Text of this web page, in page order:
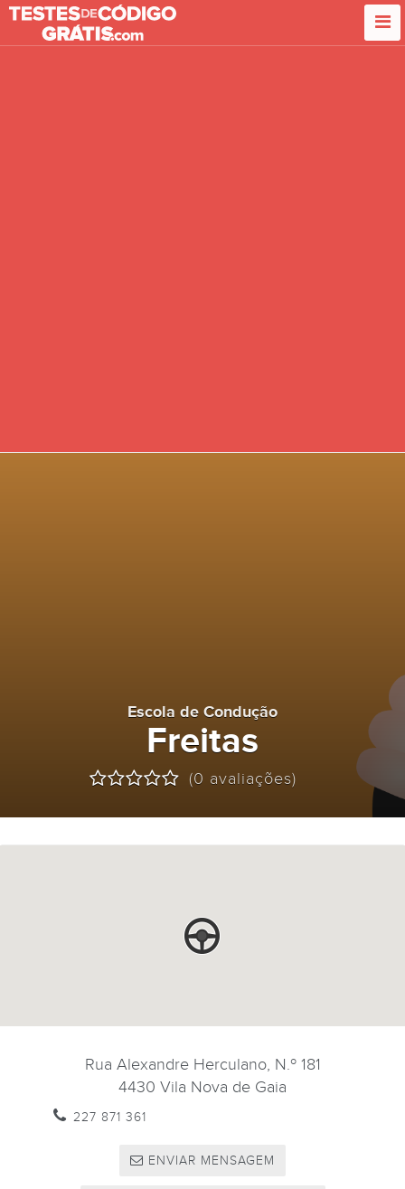
Escola de Condução
Freitas
(0 avaliações)
Rua Alexandre Herculano, N.º 181
4430 Vila Nova de Gaia
227 871 361
ENVIAR MENSAGEM